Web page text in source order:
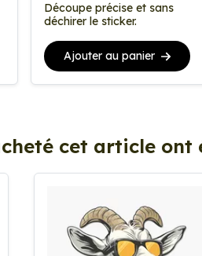
Découpe précise et sans
déchirer le sticker.
Ajouter au panier
cet article ont